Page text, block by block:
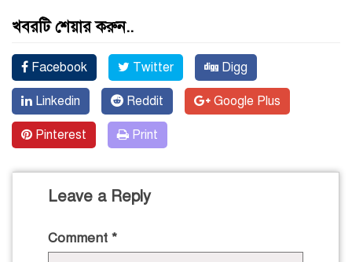
খবরটি শেয়ার করুন..
Facebook Twitter Digg
Linkedin Reddit Google Plus
Pinterest Print
Leave a Reply
Comment *